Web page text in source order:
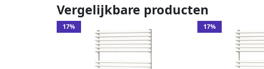
Vergelijkbare producten
17% 17%